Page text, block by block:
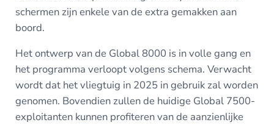
schermen zijn enkele van de extra gemakken aan
boord.
Het ontwerp van de Global 8000 is in volle gang en
het programma verloopt volgens schema. Verwacht
wordt dat het vliegtuig in 2025 in gebruik zal worden
genomen. Bovendien zullen de huidige Global 7500-
exploitanten kunnen profiteren van de aanzienlijke